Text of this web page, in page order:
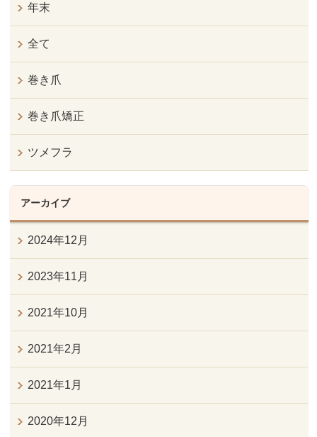
年末
全て
巻き爪
巻き爪矯正
ツメフラ
アーカイブ
2024年12月
2023年11月
2021年10月
2021年2月
2021年1月
2020年12月